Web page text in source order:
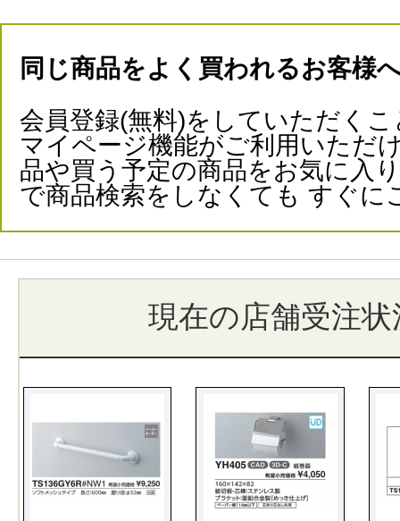
同じ商品をよく買われるお客様
会員登録(無料)をしていただくこ
マイページ機能がご利用いただ
品や買う予定の商品をお気に入
で商品検索をしなくても すぐに
現在の店舗受注状